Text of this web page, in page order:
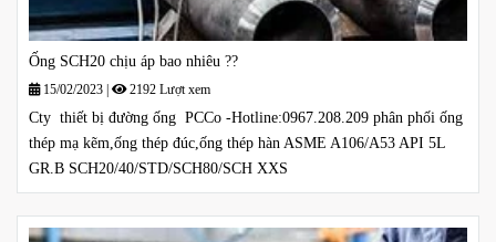
Ống SCH20 chịu áp bao nhiêu ??
15/02/2023 2192 Lượt xem
Cty thiết bị đường ống PCCo -Hotline:0967.208.209 phân phối ống
thép mạ kẽm,ống thép đúc,ống thép hàn ASME A106/A53 API 5L
GR.B SCH20/40/STD/SCH80/SCH XXS